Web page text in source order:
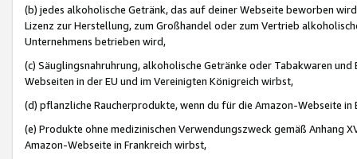
(b) jedes alkoholische Getränk, das auf deiner Webseite beworben
Lizenz zur Herstellung, zum Großhandel oder zum Vertrieb
Unternehmens betrieben wird,
(c) Säuglingsnahruhrung, alkoholische Getränke oder Tabakwaren
Webseiten in der EU und im Vereinigten Königreich wirbst,
(d) pflanzliche Raucherprodukte, wenn du für die Amazon-Webseite in
(e) Produkte ohne medizinischen Verwendungszweck gemäß Anhang
Amazon-Webseite in Frankreich wirbst,